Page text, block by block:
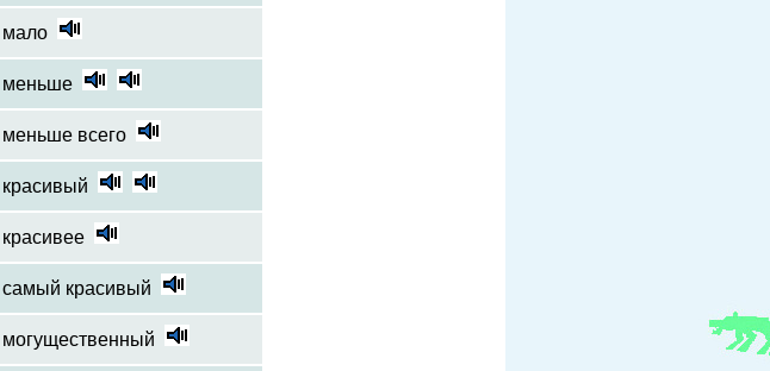
мало
меньше
меньше всего
красивый
красивее
самый красивый
могущественный